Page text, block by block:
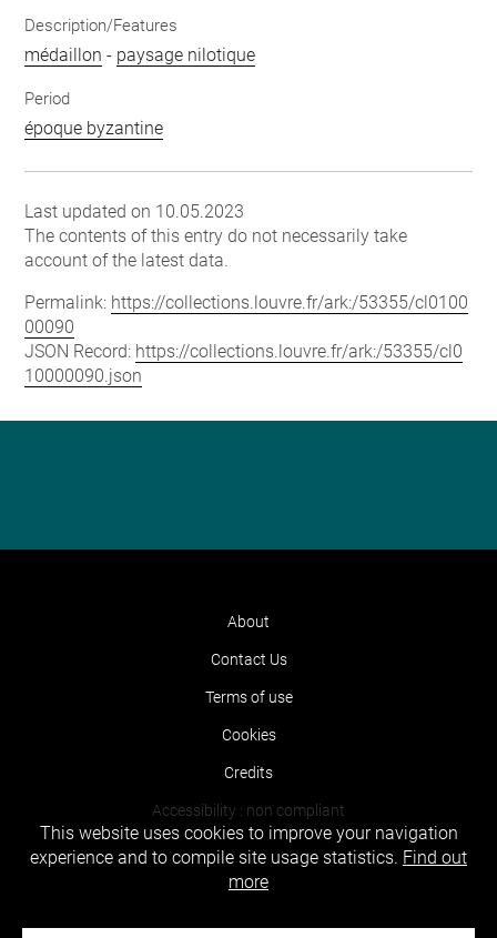
Description/Features
médaillon - paysage nilotique
Period
époque byzantine
Last updated on 10.05.2023
The contents of this entry do not necessarily take
account of the latest data.
Permalink: https://collections.louvre.fr/ark:/53355/cl0100
00090
JSON Record: https://collections.louvre.fr/ark:/53355/cl0
10000090.json
About
Contact Us
Terms of use
Cookies
Credits
Accessibility : non compliant
This website uses cookies to improve your navigation
experience and to compile site usage statistics. Find out
more